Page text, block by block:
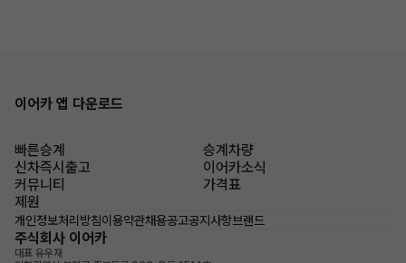
이어카 앱 다운로드
빠른승계
승계차량
신차즉시출고
이어카소식
커뮤니티
가격표
제원
개인정보처리방침이용약관채용공고공지사항브랜드
주식회사 이어카
대표 유우재